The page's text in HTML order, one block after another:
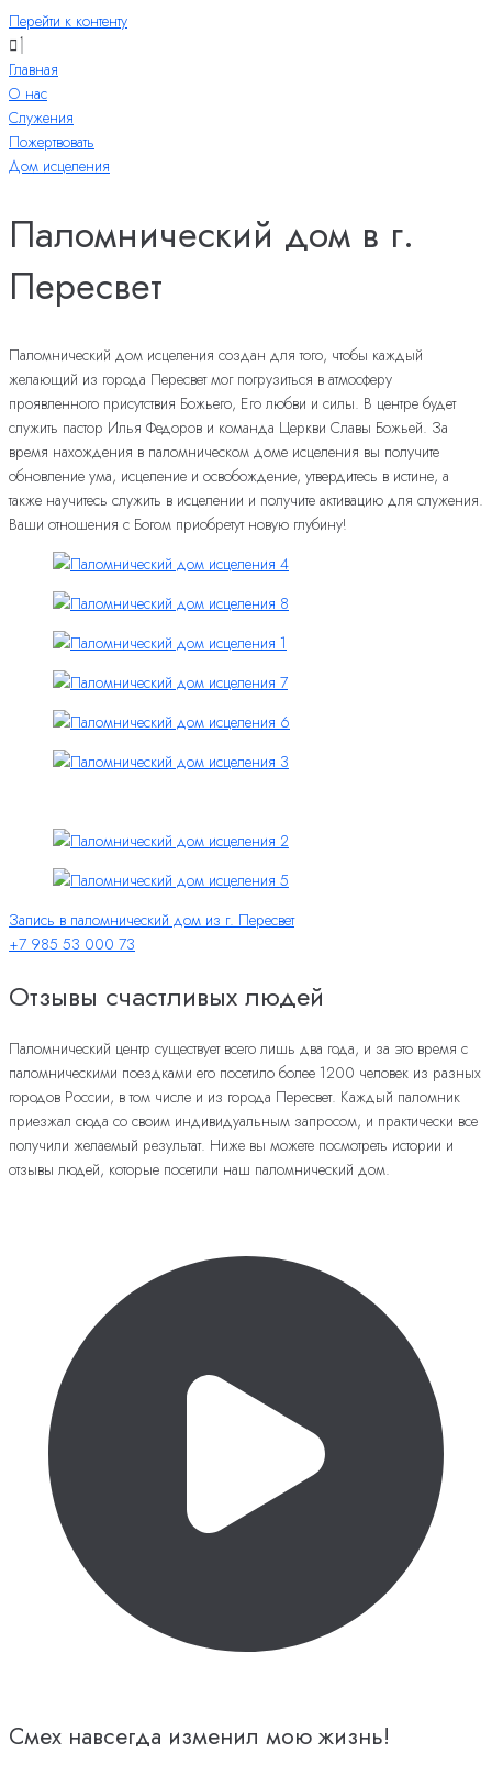
Перейти к контенту
Главная
О нас
Служения
Пожертвовать
Дом исцеления
Паломнический дом в г.
Пересвет
Паломнический дом исцеления создан для того, чтобы каждый
желающий из города Пересвет мог погрузиться в атмосферу
проявленного присутствия Божьего, Его любви и силы. В центре будет
служить пастор Илья Федоров и команда Церкви Славы Божьей. За
время нахождения в паломническом доме исцеления вы получите
обновление ума, исцеление и освобождение, утвердитесь в истине, а
также научитесь служить в исцелении и получите активацию для служения.
Ваши отношения с Богом приобретут новую глубину!
Запись в паломнический дом из г. Пересвет
+7 985 53 000 73
Отзывы счастливых людей
Паломнический центр существует всего лишь два года, и за это время с
паломническими поездками его посетило более 1200 человек из разных
городов России, в том числе и из города Пересвет. Каждый паломник
приезжал сюда со своим индивидуальным запросом, и практически все
получили желаемый результат. Ниже вы можете посмотреть истории и
отзывы людей, которые посетили наш паломнический дом.
Смех навсегда изменил мою жизнь!